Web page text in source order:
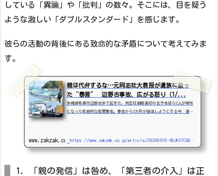
している「異論」や「批判」の数々。そこには、目を疑う
ような激しい「ダブルスタンダード」を感じます。
彼らの活動の背後にある致命的な矛盾について考えてみま
す。
親は代弁するな…元同志社大教授が遺族に放っ
た“暴言” 辺野古事故、広がる怒り（1/...
沖縄県名護市辺野古沖で起きた、同志社国際高校の女子生徒ら2人が犠牲
となった悲劇的な転覆事故。事故から2カ月が経過しようとする中、遺族
www.zakzak.co.jp https://www.zakzak.co.jp/article/20260518-4DJKXTCGQ5FIFFGK7XANLGQMAQ/
1. 「親の発信」は咎め、「第三者の介入」は正